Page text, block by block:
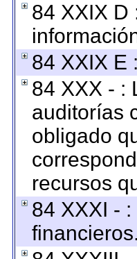
84 XXIX D
84 XXIX E
84 XXX - :
auditorías
obligado
recursos
84 XXXI -
financieros.